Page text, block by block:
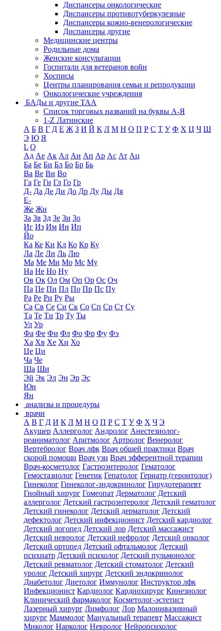
Диспансеры онкологические
Диспансеры противотуберкулезные
Диспансеры кожно-венерологические
Диспансеры другие
Медицинские центры
Родильные дома
Женские консультации
Госпитали для ветеранов войн
Хосписы
Центры планирования семьи и репродукции
Онкологические учреждения
БАДы и другие ТАА
Список торговых названий на буквы А-Я
1-Z Латинские
А Б В Г Д Е Ж З И Й К Л М Н О П Р С Т У Ф Х Ц Ч Ш
Э Ю Я
L Q
Ад Ае Ак Ал Ан Ап Ар Ас Ат Ац
Ба Бе Би Бл Бо Бр Бь
Ва Ве Ви Во
Га Ге Ги Гл Го Гр
Д- Да Де Ди До Др Ду Ды Дя
Е-
Же Жи
За Зв Зд Зе Зи Зо
Иг Из Им Ин Ип
Йо
Ка Ке Ки Кл Ко Кр Ку
Ла Ле Ли Ль Лю
Ма Ме Ми Мо Мс Му
На Не Но Ну
Ов Ок Ол Ом Оп Ор Ос Оч
Па Пе Пи Пл По Пр Пс Пу
Ра Ре Ри Ру Ры
Са Св Се Си Ск Со Сп Ср Ст Су
Та Те Ти Тр Ту Ты
Ул Ур
Фа Фе Фи Фл Фо Фр Фу Фэ
Ха Хв Хе Хи Хо
Це Ци
Ча Че
Ша Ши
Эй Эк Эл Эн Эр Эс
Юн
Ян
анализы и процедуры
врачи
А В Г Д И К Л М Н О П Р С Т У Ф Х Ч Э
Акушер Аллерголог Андролог Анестезиолог-
реаниматолог Аритмолог Артролог Венеролог
Вертебролог Врач лфк Врач общей практики Врач
скорой помощи Врач узи Врач эфферентной терапии
Врач-косметолог Гастроэнтеролог Гематолог
Гемостазиолог Генетик Гепатолог Гериатр (геронтолог)
Гинеколог Гинеколог-эндокринолог Гирудотерапевт
Гнойный хирург Гомеопат Дерматолог Детский
аллерголог Детский гастроэнтеролог Детский гематолог
Детский гинеколог Детский дерматолог Детский
дефектолог Детский инфекционист Детский кардиолог
Детский логопед Детский лор Детский массажист
Детский невролог Детский нефролог Детский онколог
Детский ортопед Детский офтальмолог Детский
психиатр Детский психолог Детский пульмонолог
Детский ревматолог Детский стоматолог Детский
уролог Детский хирург Детский эндокринолог
Диабетолог Диетолог Иммунолог Инструктор лфк
Инфекционист Кардиолог Кардиохирург Кинезиолог
Клинический фармаколог Косметолог-эстетист
Лазерный хирург Лимфолог Лор Малоинвазивный
хирург Маммолог Мануальный терапевт Массажист
Миколог Нарколог Невролог Нейропсихолог